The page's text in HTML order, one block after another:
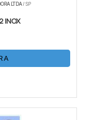
LTDA/ SP
INOX